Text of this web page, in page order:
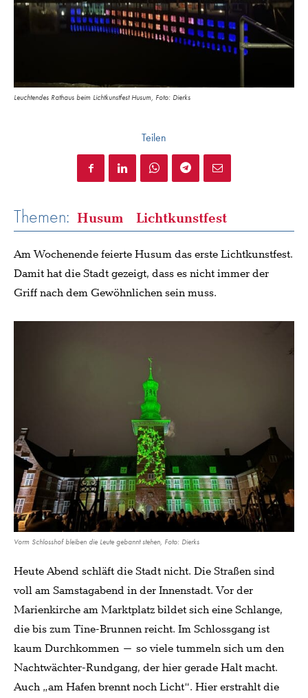
Leuchtendes Rathaus beim Lichtkunstfest Husum, Foto: Dierks
Teilen
Themen: Husum Lichtkunstfest
Am Wochenende feierte Husum das erste Lichtkunstfest.
Damit hat die Stadt gezeigt, dass es nicht immer der
Griff nach dem Gewöhnlichen sein muss.
Vorm Schlosshof bleiben die Leute gebannt stehen, Foto: Dierks
Heute Abend schläft die Stadt nicht. Die Straßen sind
voll am Samstagabend in der Innenstadt. Vor der
Marienkirche am Marktplatz bildet sich eine Schlange,
die bis zum Tine-Brunnen reicht. Im Schlossgang ist
kaum Durchkommen – so viele tummeln sich um den
Nachtwächter-Rundgang, der hier gerade Halt macht.
Auch „am Hafen brennt noch Licht“. Hier erstrahlt die